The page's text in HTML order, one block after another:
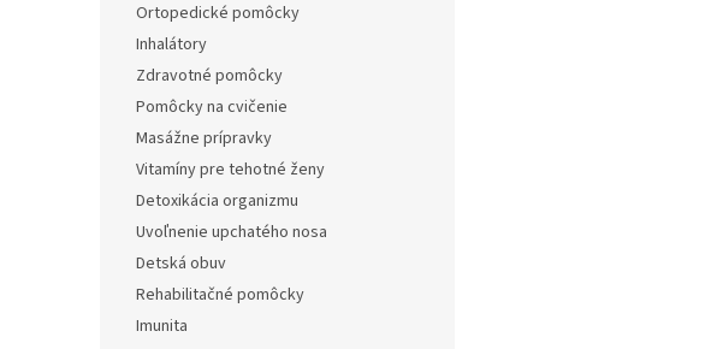
Ortopedické pomôcky
Inhalátory
Zdravotné pomôcky
Pomôcky na cvičenie
Masážne prípravky
Vitamíny pre tehotné ženy
Detoxikácia organizmu
Uvoľnenie upchatého nosa
Detská obuv
Rehabilitačné pomôcky
Imunita